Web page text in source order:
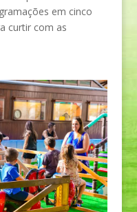
em cinco
curtir com as